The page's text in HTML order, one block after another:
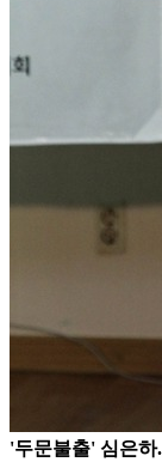
'두문불출' 심은하.